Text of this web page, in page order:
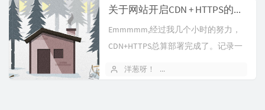
关于网站开启CDN + HTTPS的心路历程
Emmmmm,经过我几个小时的努力，
CDN+HTTPS总算部署完成了。记录一
洋葱呀！